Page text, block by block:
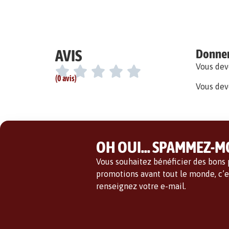
AVIS
(0 avis)
Vous
Vous
OH OUI... SPAMMEZ-
Vous souhaitez bénéficier des bons
promotions avant tout le monde,
renseignez votre e-mail.